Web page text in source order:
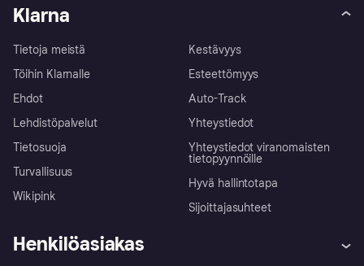
Klarna
Tietoja meistä
Töihin Klarnalle
Ehdot
Lehdistöpalvelut
Tietosuoja
Turvallisuus
Wikipink
Kestävyys
Esteettömyys
Auto-Track
Yhteystiedot
Yhteystiedot viranomaisten
tietopyynnöille
Hyvä hallintotapa
Sijoittajasuhteet
Henkilöasiakas